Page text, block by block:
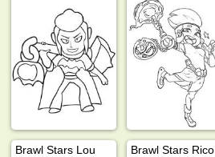
Brawl Stars Lou Brawl Stars Rico